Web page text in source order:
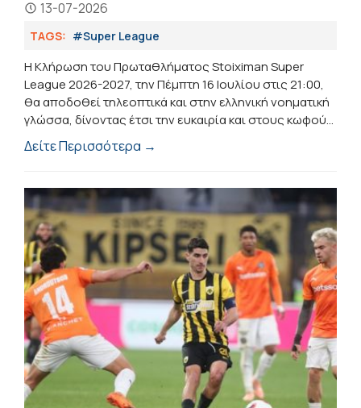
13-07-2026
TAGS: #Super League
Η Κλήρωση του Πρωταθλήματος Stoiximan Super
League 2026-2027, την Πέμπτη 16 Ιουλίου στις 21:00,
θα αποδοθεί τηλεοπτικά και στην ελληνική νοηματική
γλώσσα, δίνοντας έτσι την ευκαιρία και στους κωφού...
Δείτε Περισσότερα →